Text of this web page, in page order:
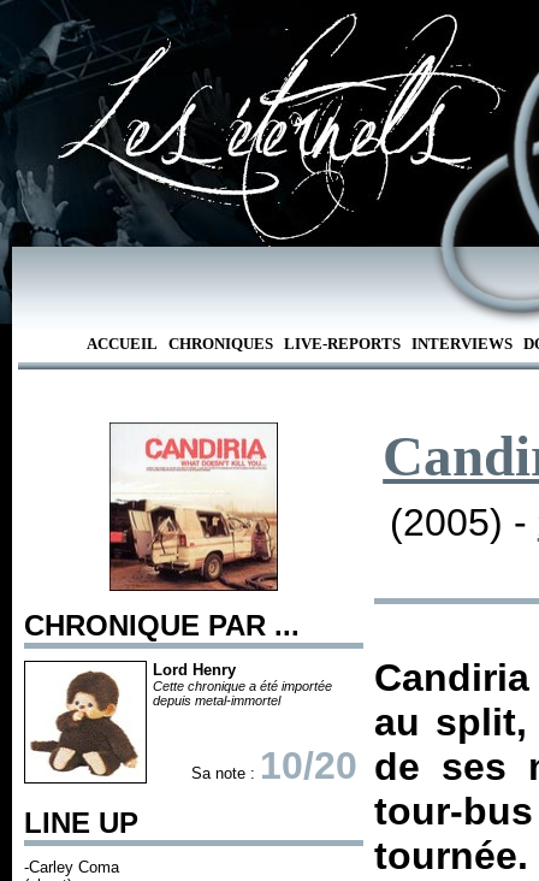
ACCUEIL CHRONIQUES LIVE-REPORTS INTERVIEWS
CHRONIQUE PAR ...
Lord Henry
Cette chronique a été importée
depuis metal-immortel
Sa note : 10/20
LINE UP
-Carley Coma
(2005) -
au split,
de ses
tour-